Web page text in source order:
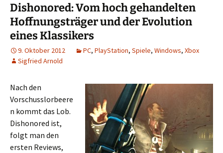
Dishonored: Vom hoch gehandelten
Hoffnungsträger und der Evolution
eines Klassikers
9. Oktober 2012 PC, PlayStation, Spiele, Windows, Xbox
Sigfried Arnold
Nach den
Vorschusslorbeere
n kommt das Lob.
Dishonored ist,
folgt man den
ersten Reviews,